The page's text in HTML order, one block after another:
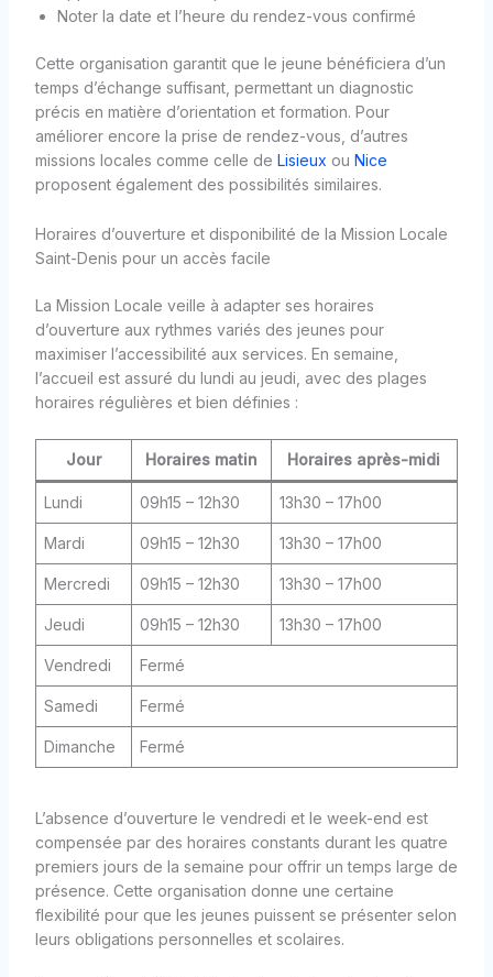
Noter la date et l’heure du rendez-vous confirmé
Cette organisation garantit que le jeune bénéficiera d’un
temps d’échange suffisant, permettant un diagnostic
précis en matière d’orientation et formation. Pour
améliorer encore la prise de rendez-vous, d’autres
missions locales comme celle de Lisieux ou Nice
proposent également des possibilités similaires.
Horaires d’ouverture et disponibilité de la Mission Locale
Saint-Denis pour un accès facile
La Mission Locale veille à adapter ses horaires
d’ouverture aux rythmes variés des jeunes pour
maximiser l’accessibilité aux services. En semaine,
l’accueil est assuré du lundi au jeudi, avec des plages
horaires régulières et bien définies :
Jour Horaires matin Horaires après-midi
Lundi 09h15 – 12h30 13h30 – 17h00
Mardi 09h15 – 12h30 13h30 – 17h00
Mercredi 09h15 – 12h30 13h30 – 17h00
Jeudi 09h15 – 12h30 13h30 – 17h00
Vendredi Fermé
Samedi Fermé
Dimanche Fermé
L’absence d’ouverture le vendredi et le week-end est
compensée par des horaires constants durant les quatre
premiers jours de la semaine pour offrir un temps large de
présence. Cette organisation donne une certaine
flexibilité pour que les jeunes puissent se présenter selon
leurs obligations personnelles et scolaires.